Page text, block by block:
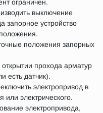
ограничен.
выключение
запорное устройство
положения запорных
прохода арматур
есть датчик).
электропривод в
или электрического.
электропривода,